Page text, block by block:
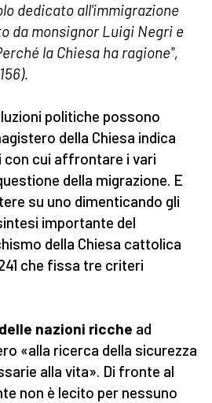
dedicato all'immigrazione
da monsignor Luigi Negri e
la Chiesa ha ragione",
politiche possono
della Chiesa indica
cui affrontare i vari
della migrazione. E
su uno dimenticando gli
importante del
della Chiesa cattolica
che fissa tre criteri
nazioni ricche ad
«alla ricerca della sicurezza
alla vita». Di fronte al
non è lecito per nessuno